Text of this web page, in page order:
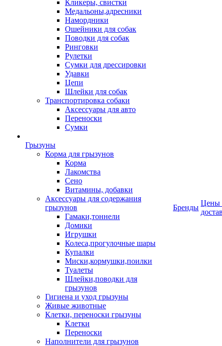
Кликеры, свистки
Медальоны,адресники
Намордники
Ошейники для собак
Поводки для собак
Ринговки
Рулетки
Сумки для дрессировки
Удавки
Цепи
Шлейки для собак
Транспортировка собаки
Аксессуары для авто
Переноски
Сумки
Грызуны
Корма для грызунов
Корма
Лакомства
Сено
Витамины, добавки
Аксессуары для содержания
грызунов
Гамаки,тоннели
Домики
Игрушки
Колеса,прогулочные шары
Купалки
Миски,кормушки,поилки
Туалеты
Шлейки,поводки для
грызунов
Гигиена и уход грызуны
Живые животные
Клетки, переноски грызуны
Клетки
Переноски
Наполнители для грызунов
Бренды
Цены